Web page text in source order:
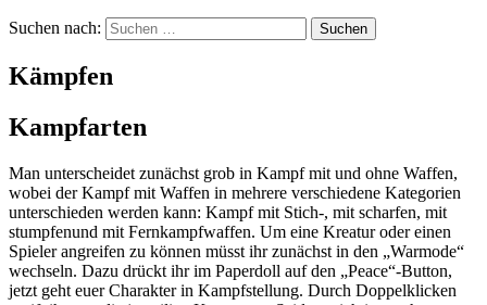
Suchen nach:
Kämpfen
Kampfarten
Man unterscheidet zunächst grob in Kampf mit und ohne Waffen,
wobei der Kampf mit Waffen in mehrere verschiedene Kategorien
unterschieden werden kann: Kampf mit Stich-, mit scharfen, mit
stumpfenund mit Fernkampfwaffen. Um eine Kreatur oder einen
Spieler angreifen zu können müsst ihr zunächst in den „Warmode“
wechseln. Dazu drückt ihr im Paperdoll auf den „Peace“-Button,
jetzt geht euer Charakter in Kampfstellung. Durch Doppelklicken